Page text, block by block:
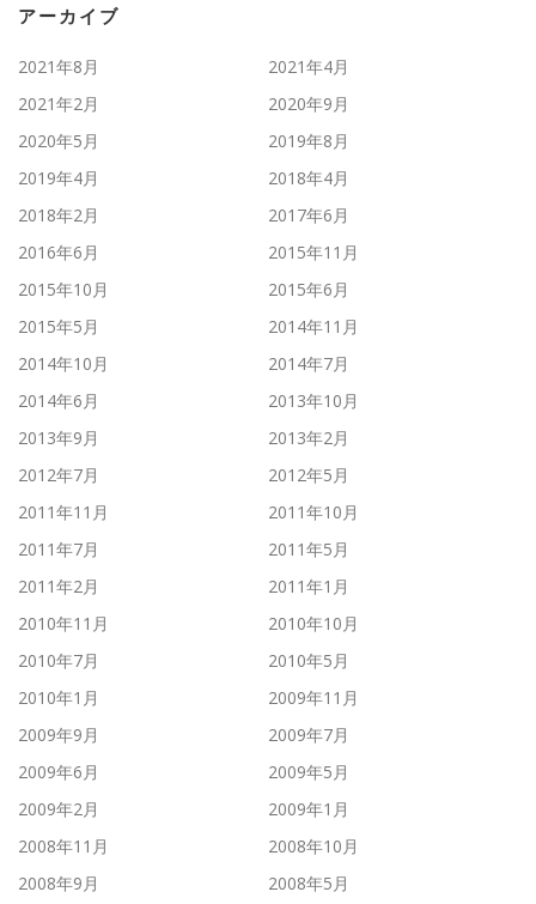
アーカイブ
2021年8月
2021年4月
2021年2月
2020年9月
2020年5月
2019年8月
2019年4月
2018年4月
2018年2月
2017年6月
2016年6月
2015年11月
2015年10月
2015年6月
2015年5月
2014年11月
2014年10月
2014年7月
2014年6月
2013年10月
2013年9月
2013年2月
2012年7月
2012年5月
2011年11月
2011年10月
2011年7月
2011年5月
2011年2月
2011年1月
2010年11月
2010年10月
2010年7月
2010年5月
2010年1月
2009年11月
2009年9月
2009年7月
2009年6月
2009年5月
2009年2月
2009年1月
2008年11月
2008年10月
2008年9月
2008年5月